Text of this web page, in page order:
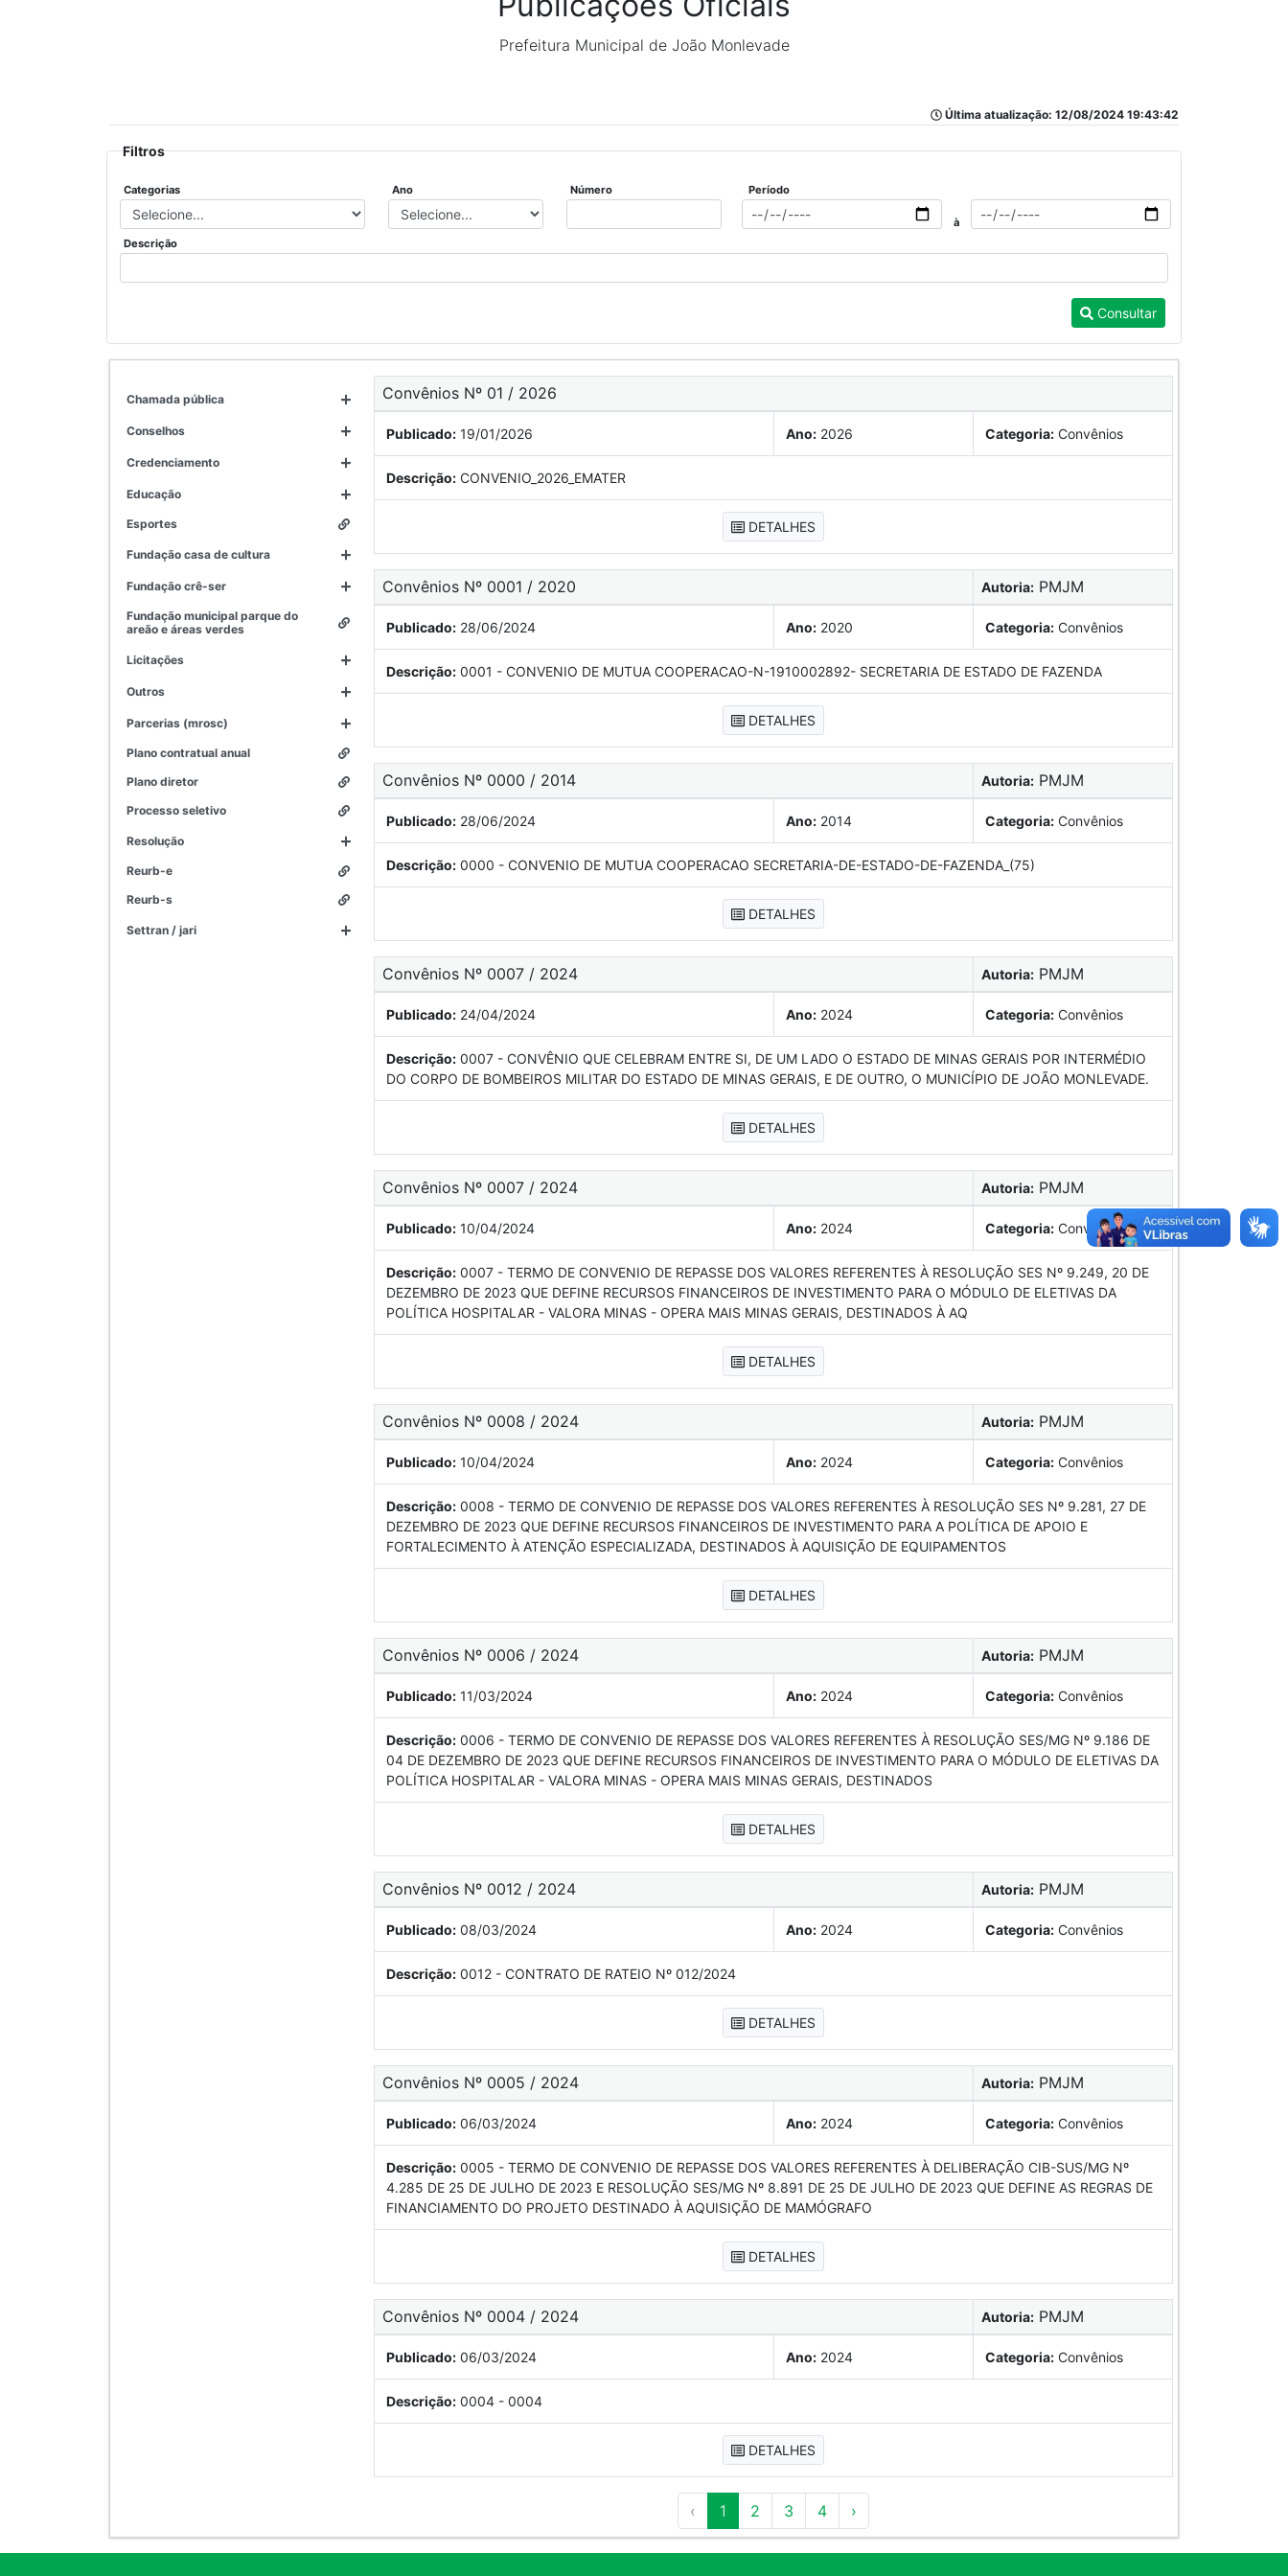
Prefeitura Municipal de João Monlevade
Última atualização: 12/08/2024 19:43:42
Filtros
Categorias Ano Número Período
à
Descrição
Consultar
chamada pública
conselhos
credenciamento
educação
esportes
fundação casa de cultura
fundação crê-ser
fundação municipal parque do
areão e áreas verdes
licitações
outros
parcerias (mrosc)
plano contratual anual
plano diretor
processo seletivo
resolução
reurb-e
reurb-s
settran / jari
Convênios Nº 01 / 2026
Publicado: 19/01/2026 Ano: 2026 Categoria: Convênios
Descrição: CONVENIO_2026_EMATER
DETALHES
Convênios Nº 0001 / 2020 Autoria: PMJM
Publicado: 28/06/2024 Ano: 2020 Categoria: Convênios
Descrição: 0001 - CONVENIO DE MUTUA COOPERACAO-N-1910002892- SECRETARIA DE ESTADO DE FAZENDA
DETALHES
Convênios Nº 0000 / 2014 Autoria: PMJM
Publicado: 28/06/2024 Ano: 2014 Categoria: Convênios
Descrição: 0000 - CONVENIO DE MUTUA COOPERACAO SECRETARIA-DE-ESTADO-DE-FAZENDA_(75)
DETALHES
Convênios Nº 0007 / 2024 Autoria: PMJM
Publicado: 24/04/2024 Ano: 2024 Categoria: Convênios
Descrição: 0007 - CONVÊNIO QUE CELEBRAM ENTRE SI, DE UM LADO O ESTADO DE MINAS GERAIS POR INTERMÉDIO
DO CORPO DE BOMBEIROS MILITAR DO ESTADO DE MINAS GERAIS, E DE OUTRO, O MUNICÍPIO DE JOÃO MONLEVADE.
DETALHES
Convênios Nº 0007 / 2024 Autoria: PMJM
Publicado: 10/04/2024 Ano: 2024 Categoria: Convênios
Descrição: 0007 - TERMO DE CONVENIO DE REPASSE DOS VALORES REFERENTES À RESOLUÇÃO SES Nº 9.249, 20 DE
DEZEMBRO DE 2023 QUE DEFINE RECURSOS FINANCEIROS DE INVESTIMENTO PARA O MÓDULO DE ELETIVAS DA
POLÍTICA HOSPITALAR - VALORA MINAS - OPERA MAIS MINAS GERAIS, DESTINADOS À AQ
DETALHES
Convênios Nº 0008 / 2024 Autoria: PMJM
Publicado: 10/04/2024 Ano: 2024 Categoria: Convênios
Descrição: 0008 - TERMO DE CONVENIO DE REPASSE DOS VALORES REFERENTES À RESOLUÇÃO SES Nº 9.281, 27 DE
DEZEMBRO DE 2023 QUE DEFINE RECURSOS FINANCEIROS DE INVESTIMENTO PARA A POLÍTICA DE APOIO E
FORTALECIMENTO À ATENÇÃO ESPECIALIZADA, DESTINADOS À AQUISIÇÃO DE EQUIPAMENTOS
DETALHES
Convênios Nº 0006 / 2024 Autoria: PMJM
Publicado: 11/03/2024 Ano: 2024 Categoria: Convênios
Descrição: 0006 - TERMO DE CONVENIO DE REPASSE DOS VALORES REFERENTES À RESOLUÇÃO SES/MG Nº 9.186 DE
04 DE DEZEMBRO DE 2023 QUE DEFINE RECURSOS FINANCEIROS DE INVESTIMENTO PARA O MÓDULO DE ELETIVAS DA
POLÍTICA HOSPITALAR - VALORA MINAS - OPERA MAIS MINAS GERAIS, DESTINADOS
DETALHES
Convênios Nº 0012 / 2024 Autoria: PMJM
Publicado: 08/03/2024 Ano: 2024 Categoria: Convênios
Descrição: 0012 - CONTRATO DE RATEIO Nº 012/2024
DETALHES
Convênios Nº 0005 / 2024 Autoria: PMJM
Publicado: 06/03/2024 Ano: 2024 Categoria: Convênios
Descrição: 0005 - TERMO DE CONVENIO DE REPASSE DOS VALORES REFERENTES À DELIBERAÇÃO CIB-SUS/MG Nº
4.285 DE 25 DE JULHO DE 2023 E RESOLUÇÃO SES/MG Nº 8.891 DE 25 DE JULHO DE 2023 QUE DEFINE AS REGRAS DE
FINANCIAMENTO DO PROJETO DESTINADO À AQUISIÇÃO DE MAMÓGRAFO
DETALHES
Convênios Nº 0004 / 2024 Autoria: PMJM
Publicado: 06/03/2024 Ano: 2024 Categoria: Convênios
Descrição: 0004 - 0004
DETALHES
‹ 1 2 3 4 ›